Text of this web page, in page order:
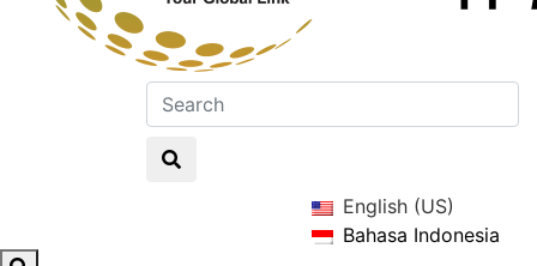
English (US)
Bahasa Indonesia